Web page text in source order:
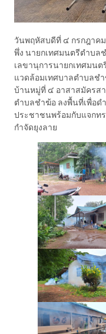
วันพฤหัสบดีที่ ๔ กรกฎาค
พึ่ง นายกเทศมนตรีตำบล
เลขานุการนายกเทศมน
แวดล้อมเทศบาลตำบลช
บ้านหมู่ที่ ๔ อาสาสมัครส
ตำบลชำฆ้อ ลงพื้นที่เพื่อด
ประชาชนพร้อมกับแจกท
กำจัดยุงลาย